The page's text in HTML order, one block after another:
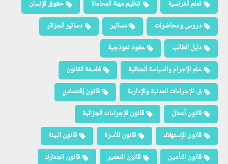
تعلم الفرنسية تنظيم مهنة المحاماة
حقوق الإنسان
دروس ومحاضرات
دساتير
دساتير الجزائر
دليل الطالب
عقود نموذجية
علم الإجرام والسياسة الجنائية
فلسفة القانون
ق. الإجراءات المدنية والإدارية
قانون إقتصادي
قانون أعمال
قانون الإجراءات الجزائية
قانون الإستهلاك
قانون الأسرة
قانون البيئة
قانون التأمين
قانون التعمير
قانون الجمارك